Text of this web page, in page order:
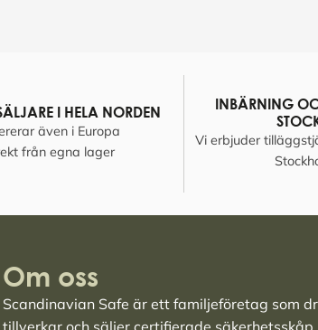
I HELA NORDEN
även i Europa
från egna lager
INBÄRNING
Vi erbjuder
Om oss
Scandinavian Safe är ett familjeföretag som
tillverkar och säljer certifierade säkerhetsskåp,